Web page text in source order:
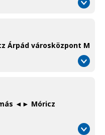
Árpád városközpont M
◄► Móricz